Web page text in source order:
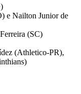
e Nailton Junior de
(SC)
(Athletico-PR),